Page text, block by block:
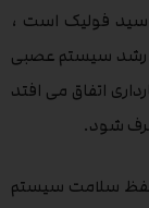
اسید فولیک است ،
رشد سیستم عصبی
اتفاق می افتد
شود.
حفظ سلامت سیستم